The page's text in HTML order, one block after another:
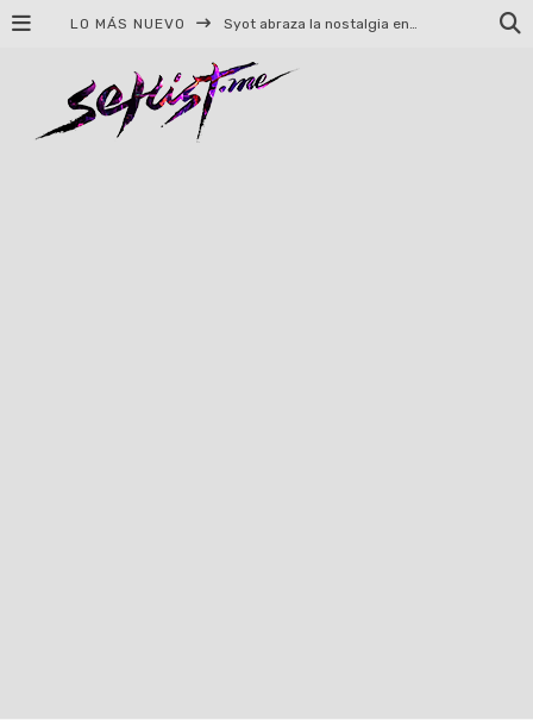
LO MÁS NUEVO Syot abraza la nostalgia en «Blame», el primer adelanto de su EP debut